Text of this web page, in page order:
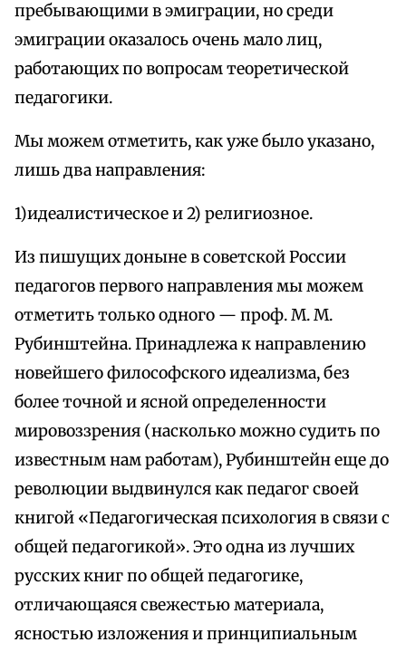
пребывающими в эмиграции, но среди
эмиграции оказалось очень мало лиц,
работающих по вопросам теоретической
педагогики.
Мы можем отметить, как уже было указано,
лишь два направления:
1)идеалистическое и 2) религиозное.
Из пишущих доныне в советской России
педагогов первого направления мы можем
отметить только одного — проф. М. М.
Рубинштейна. Принадлежа к направлению
новейшего философского идеализма, без
более точной и ясной определенности
мировоззрения (насколько можно судить по
известным нам работам), Рубинштейн еще до
революции выдвинулся как педагог своей
книгой «Педагогическая психология в связи с
общей педагогикой». Это одна из лучших
русских книг по общей педагогике,
отличающаяся свежестью материала,
ясностью изложения и принципиальным